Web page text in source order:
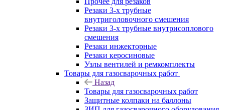
Резаки 3-х трубные
внутриголовочного смешения
Резаки 3-х трубные внутрисоплового
смешения
Резаки инжекторные
Резаки керосиновые
Узлы вентилей и ремкомплекты
Товары для газосварочных работ
Назад
Товары для газосварочных работ
Защитные колпаки на баллоны